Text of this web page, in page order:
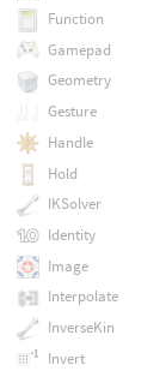
Function
Gamepad
Geometry
Gesture
Handle
Hold
IKSolver
Identity
Image
Interpolate
InverseKin
Invert